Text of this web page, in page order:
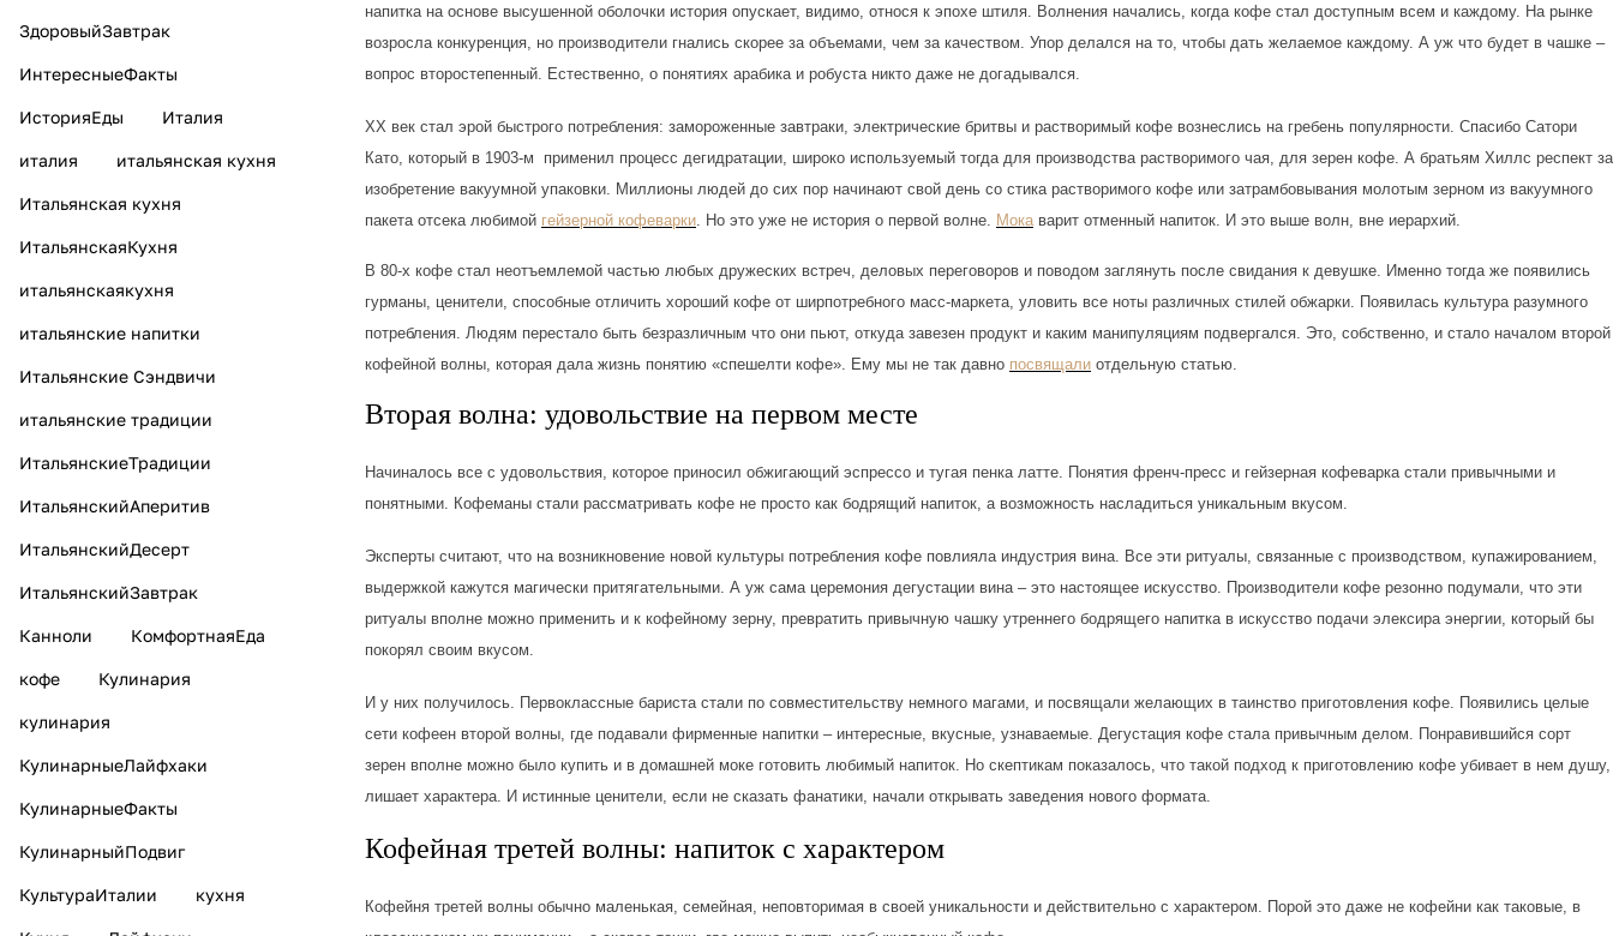
напитка на основе высушенной оболочки история опускает, видимо, относя к эпохе штиля. Волнения начались, когда кофе стал доступным всем и каждому. На рынке
возросла конкуренция, но производители гнались скорее за объемами, чем за качеством. Упор делался на то, чтобы дать желаемое каждому. А уж что будет в чашке –
вопрос второстепенный. Естественно, о понятиях арабика и робуста никто даже не догадывался.
ХХ век стал эрой быстрого потребления: замороженные завтраки, электрические бритвы и растворимый кофе вознеслись на гребень популярности. Спасибо Сатори
Като, который в 1903-м применил процесс дегидратации, широко используемый тогда для производства растворимого чая, для зерен кофе. А братьям Хиллс респект за
изобретение вакуумной упаковки. Миллионы людей до сих пор начинают свой день со стика растворимого кофе или затрамбовывания молотым зерном из вакуумного
пакета отсека любимой гейзерной кофеварки . Но это уже не история о первой волне. Мока варит отменный напиток. И это выше волн, вне иерархий.
В 80-х кофе стал неотъемлемой частью любых дружеских встреч, деловых переговоров и поводом заглянуть после свидания к девушке. Именно тогда же появились
гурманы, ценители, способные отличить хороший кофе от ширпотребного масс-маркета, уловить все ноты различных стилей обжарки. Появилась культура разумного
потребления. Людям перестало быть безразличным что они пьют, откуда завезен продукт и каким манипуляциям подвергался. Это, собственно, и стало началом второй
кофейной волны, которая дала жизнь понятию «спешелти кофе». Ему мы не так давно посвящали отдельную статью.
Вторая волна: удовольствие на первом месте
Начиналось все с удовольствия, которое приносил обжигающий эспрессо и тугая пенка латте. Понятия френч-пресс и гейзерная кофеварка стали привычными и
понятными. Кофеманы стали рассматривать кофе не просто как бодрящий напиток, а возможность насладиться уникальным вкусом.
Эксперты считают, что на возникновение новой культуры потребления кофе повлияла индустрия вина. Все эти ритуалы, связанные с производством, купажированием,
выдержкой кажутся магически притягательными. А уж сама церемония дегустации вина – это настоящее искусство. Производители кофе резонно подумали, что эти
ритуалы вполне можно применить и к кофейному зерну, превратить привычную чашку утреннего бодрящего напитка в искусство подачи элексира энергии, который бы
покорял своим вкусом.
И у них получилось. Первоклассные бариста стали по совместительству немного магами, и посвящали желающих в таинство приготовления кофе. Появились целые
сети кофеен второй волны, где подавали фирменные напитки – интересные, вкусные, узнаваемые. Дегустация кофе стала привычным делом. Понравившийся сорт
зерен вполне можно было купить и в домашней моке готовить любимый напиток. Но скептикам показалось, что такой подход к приготовлению кофе убивает в нем душу,
лишает характера. И истинные ценители, если не сказать фанатики, начали открывать заведения нового формата.
Кофейная третей волны: напиток с характером
Кофейня третей волны обычно маленькая, семейная, неповторимая в своей уникальности и действительно с характером. Порой это даже не кофейни как таковые, в
ЗдоровыйЗавтрак
ИнтересныеФакты
ИсторияЕды Италия
италия итальянская кухня
Итальянская кухня
ИтальянскаяКухня
итальянскаякухня
итальянские напитки
Итальянские Сэндвичи
итальянские традиции
ИтальянскиеТрадиции
ИтальянскийАперитив
ИтальянскийДесерт
ИтальянскийЗавтрак
Канноли КомфортнаяЕда
кофе Кулинария
кулинария
КулинарныеЛайфхаки
КулинарныеФакты
КулинарныйПодвиг
КультураИталии кухня